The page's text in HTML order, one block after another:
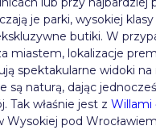
je parki, wysokiej
butiki. W
miastem, lokalizacje
spektakularne widoki
są naturą, dając
Tak właśnie jest z Willami
Wysokiej pod